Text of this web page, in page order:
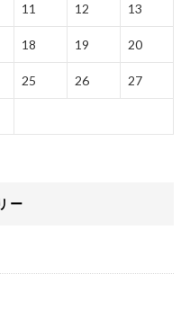
11 12 13
18 19 20
25 26 27
ー